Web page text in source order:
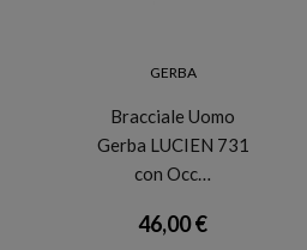
GERBA
Bracciale Uomo
Gerba LUCIEN 731
con Occ…
46,00 €